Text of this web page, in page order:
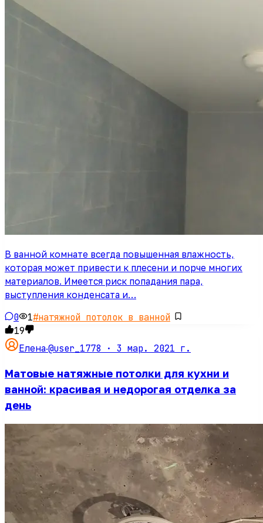
В ванной комнате всегда повышенная влажность,
которая может привести к плесени и порче многих
материалов. Имеется риск попадания пара,
выступления конденсата и…
0 1#натяжной потолок в ванной
19
Елена·@user_1778 · 3 мар. 2021 г.
Матовые натяжные потолки для кухни и
ванной: красивая и недорогая отделка за
день